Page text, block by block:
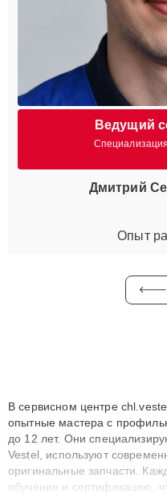
Ведущий
Дмитрий
Опыт
В сервисном центре
опытные мастера с
до 12 лет. Они
Vestel, используют
оригинальные запчасти.
обучение и сертификацию,